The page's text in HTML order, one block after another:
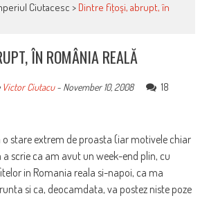
Ciutacesc > Dintre fiţoşi, abrupt, în
ÎN ROMÂNIA REALĂ
Victor Ciutacu- November 10, 2008
18
stare extrem de proasta (iar motivele chiar
scrie ca am avut un week-end plin, cu
in Romania reala si-napoi, ca ma
si ca, deocamdata, va postez niste poze